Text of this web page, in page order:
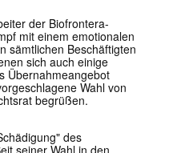
der Biofrontera-
mit einem emotionalen
sämtlichen Beschäftigten
sich auch einige
Übernahmeangebot
Wahl von
begrüßen.
des